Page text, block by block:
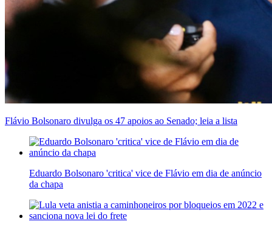
Flávio Bolsonaro divulga os 47 apoios ao Senado; leia a lista
Eduardo Bolsonaro 'critica' vice de Flávio em dia de anúncio
da chapa